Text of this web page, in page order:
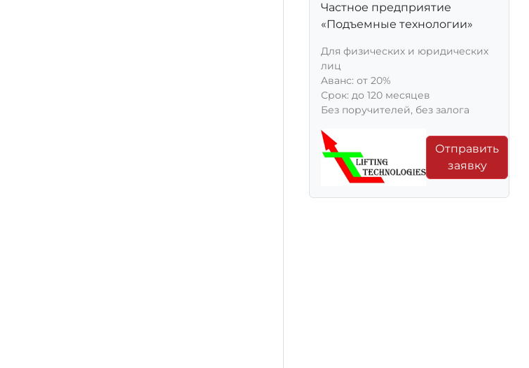
Частное предприятие
«Подъемные технологии»
Для физических и юридических
лиц
Aванс: от 20%
Срок: до 120 месяцев
Без поручителей, без залога
Отправить
заявку